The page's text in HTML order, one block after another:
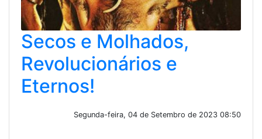
Secos e Molhados,
Revolucionários e
Eternos!
Segunda-feira, 04 de Setembro de 2023 08:50